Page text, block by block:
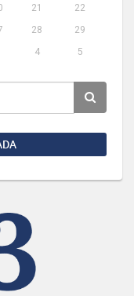
21
22
28
29
4 5